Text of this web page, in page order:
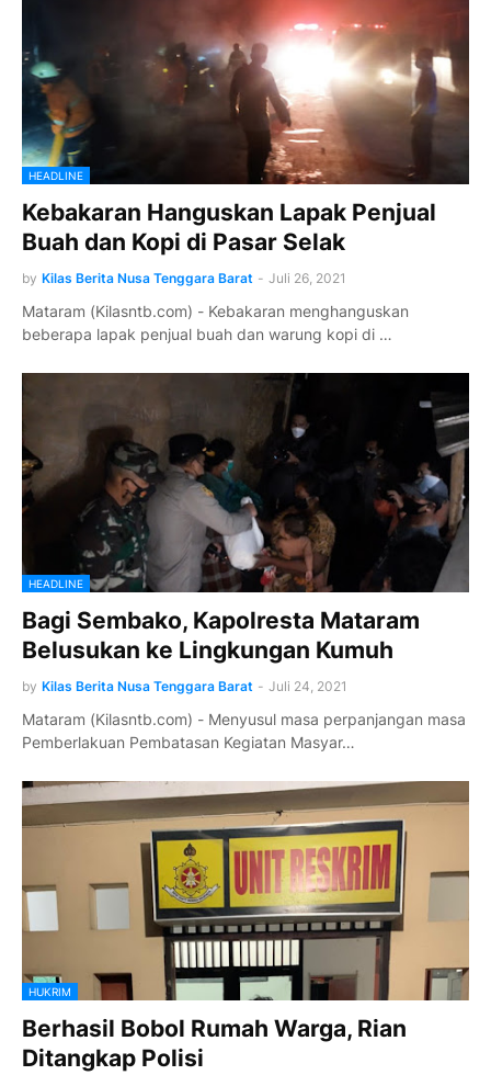
HEADLINE
Kebakaran Hanguskan Lapak Penjual
Buah dan Kopi di Pasar Selak
by Kilas Berita Nusa Tenggara Barat - Juli 26, 2021
Mataram (Kilasntb.com) - Kebakaran menghanguskan
beberapa lapak penjual buah dan warung kopi di …
HEADLINE
Bagi Sembako, Kapolresta Mataram
Belusukan ke Lingkungan Kumuh
by Kilas Berita Nusa Tenggara Barat - Juli 24, 2021
Mataram (Kilasntb.com) - Menyusul masa perpanjangan masa
Pemberlakuan Pembatasan Kegiatan Masyar…
HUKRIM
Berhasil Bobol Rumah Warga, Rian
Ditangkap Polisi